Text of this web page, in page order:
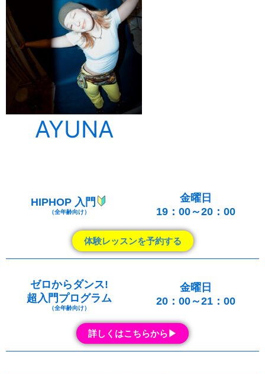
AYUNA
HIPHOP 入門
（全年齢向け）
金曜日
19：00～20：00
体験レッスンを予約する
ゼロからダンス!
超入門プログラム
（全年齢向け）
金曜日
20：00～21：00
詳しくはこちらから▶